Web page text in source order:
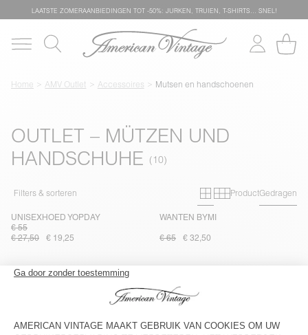
LAATSTE ZOMERAANBIEDINGEN TOT -50%: JURKEN, TRUIEN, T-SHIRTS… SNEL!
Home AMV Outlet Accessoires Mutsen en handschoenen
OUTLET – MÜTZEN UND
HANDSCHUHE
Filters & sorteren Primary grid
Secondary
ProductGedragen
UNISEXHOED YOPDAY
€ 55
€ 27,50
€ 19,25
WANTEN BYMI
€ 65 € 32,50
UNISEXKAP GYLSON
€ 37,50
€ 26,25
UNISEXMUTS GYLSON
UNISEXHOED BOBYPARK